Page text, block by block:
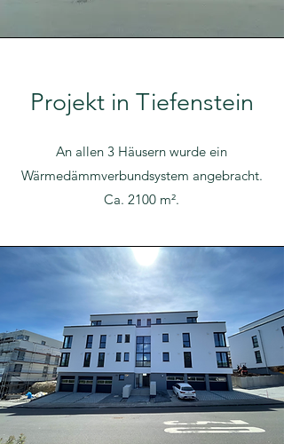
Projekt in Tiefenstein
An allen 3 Häusern wurde ein
Wärmedämmverbundsystem angebracht.
Ca. 2100 m².